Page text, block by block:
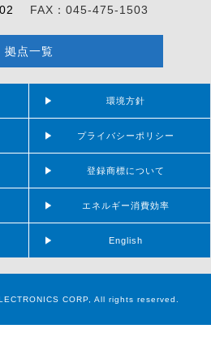
FAX：045-475-1503
拠点一覧
環境方針
プライバシーポリシー
登録商標について
エネルギー消費効率
English
CORP, All rights reserved.